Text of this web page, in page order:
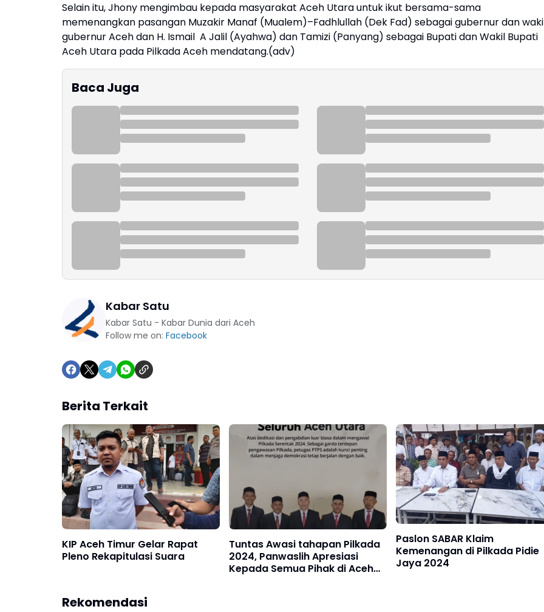
Selain itu, Jhony mengimbau kepada masyarakat Aceh Utara untuk ikut bersama-sama
memenangkan pasangan Muzakir Manaf (Mualem)–Fadhlullah (Dek Fad) sebagai gubernur dan
gubernur Aceh dan H. Ismail A Jalil (Ayahwa) dan Tamizi (Panyang) sebagai Bupati dan Wakil Bupati
Aceh Utara pada Pilkada Aceh mendatang.(adv)
Baca Juga
Kabar Satu
Kabar Satu - Kabar Dunia dari Aceh
Follow me on: Facebook
Berita Terkait
KIP Aceh Timur Gelar Rapat
Pleno Rekapitulasi Suara
Tuntas Awasi tahapan Pilkada
2024, Panwaslih Apresiasi
Kepada Semua Pihak di Aceh
Paslon SABAR Klaim
Kemenangan di Pilkada Pidie
Jaya 2024
Rekomendasi